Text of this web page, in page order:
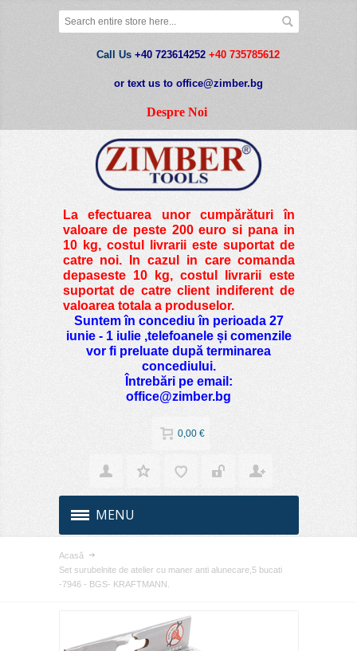
Call Us +40 723614252 +40 735785612
or text us to office@zimber.bg
Despre Noi
La efectuarea unor cumpărături în
valoare de peste200 euro si pana in
10 kg, costul livrarii este suportat de
catre noi. In cazul in care comanda
depaseste 10 kg, costul livrarii este
suportat de catre client indiferent de
valoarea totala a produselor.
Suntem în concediu în perioada 27
iunie - 1 iulie ,telefoanele și comenzile
vor fi preluate după terminarea
concediului.
Întrebări pe email:
office@zimber.bg
0,00 €
MENU
Acasă
Set surubelnite de atelier cu maner anti alunecare,5 bucati
-7946 - BGS- KRAFTMANN.